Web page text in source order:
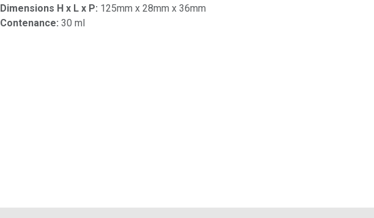
Dimensions H x L x P: 125mm x 28mm x 36mm
Contenance: 30 ml